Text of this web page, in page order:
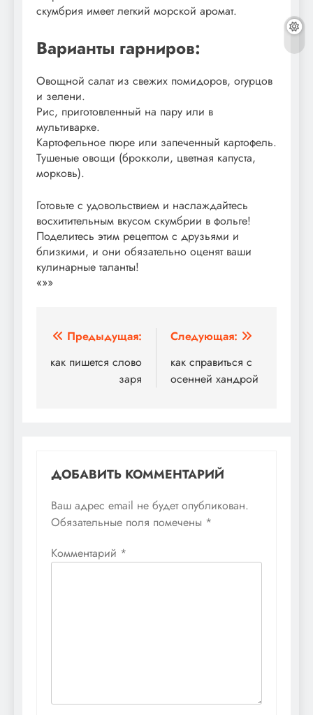
скумбрия имеет легкий морской аромат.
Варианты гарниров:
Овощной салат из свежих помидоров, огурцов
и зелени.
Рис, приготовленный на пару или в
мультиварке.
Картофельное пюре или запеченный картофель.
Тушеные овощи (брокколи, цветная капуста,
морковь).
Готовьте с удовольствием и наслаждайтесь
восхитительным вкусом скумбрии в фольге!
Поделитесь этим рецептом с друзьями и
близкими, и они обязательно оценят ваши
кулинарные таланты!
«»»
Навигация
по
Предыдущая:
как пишется слово
заря
Следующая:
как справиться с
осенней хандрой
ДОБАВИТЬ КОММЕНТАРИЙ
Ваш адрес email не будет опубликован.
Обязательные поля помечены *
Комментарий *